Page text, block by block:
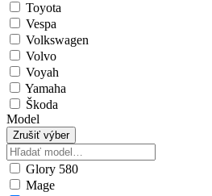
Toyota
Vespa
Volkswagen
Volvo
Voyah
Yamaha
Škoda
Model
Zrušiť výber
Glory 580
Mage